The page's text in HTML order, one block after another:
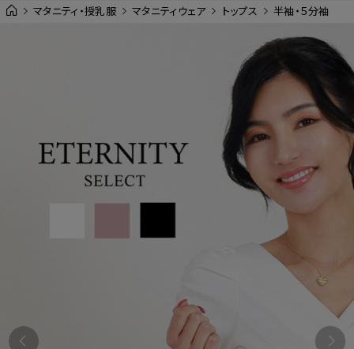
マタニティ・授乳服 マタニティウェア トップス 半袖・５分袖